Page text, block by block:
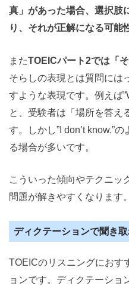
真」があった場合、選択肢
り、それが正解になる可能
またTOEICパート2では「
そらしの表現とは質問には
すような表現です。例えば
と、受験者は「場所を答え
す。しかし”I don’t know.”
る場合が多いです。
こういった傾向やテクニッ
問題が解きやすくなります。
ディクテーションで聞き
TOEICのリスニングにおす
ョンです。ディクテーショ